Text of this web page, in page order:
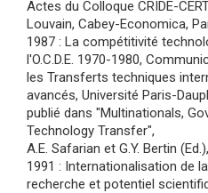
Actes du Colloque CRIDE-
Louvain, Cabey-Economica,
1987 : La compétitivité
l'O.C.D.E. 1970-1980,
les Transferts techniques
avancés, Université Paris-
publié dans "Multinationals,
Technology Transfer",
A.E. Safarian et G.Y. Bertin
1991 : Internationalisation de
recherche et potentiel